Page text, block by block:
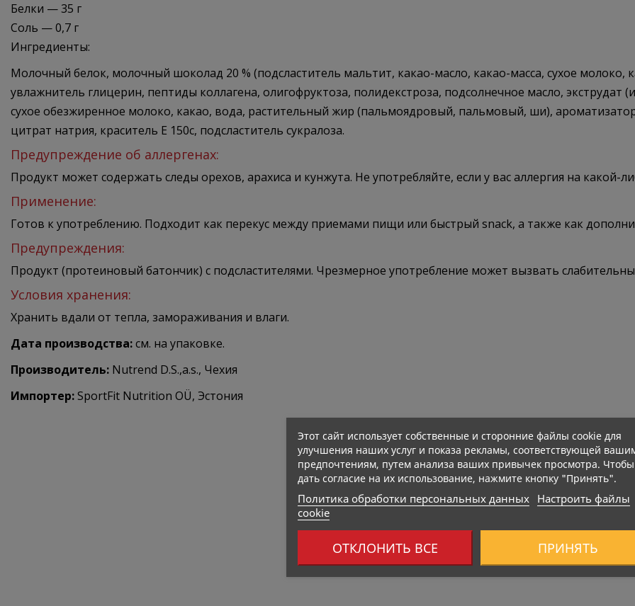
Белки — 35 г
Соль — 0,7 г
Ингредиенты:
Молочный белок, молочный шоколад 20 % (подсластитель мальтит, какао-масло, какао-масса, сухое молоко,
увлажнитель глицерин, пептиды коллагена, олигофруктоза, полидекстроза, подсолнечное масло, экструдат
сухое обезжиренное молоко, какао, вода, растительный жир (пальмоядровый, пальмовый, ши),
цитрат натрия, краситель E 150c, подсластитель сукралоза.
Предупреждение об аллергенах:
Продукт может содержать следы орехов, арахиса и кунжута. Не употребляйте, если у вас аллергия на какой-
Применение:
Готов к употреблению. Подходит как перекус между приемами пищи или быстрый snack, а также как
Предупреждения:
Продукт (протеиновый батончик) с подсластителями. Чрезмерное употребление может вызвать
Условия хранения:
Хранить вдали от тепла, замораживания и влаги.
Дата производства:см. на упаковке.
Производитель: Nutrend D.S.,a.s., Чехия
Импортер:SportFit Nutrition OÜ, Эстония
355 Kcal 416 Kcal
Этот сайт использует собственные и сторонние файлы cookie для
улучшения наших услуг и показа рекламы, соответствующей
предпочтениям, путем анализа ваших привычек просмотра. Чтобы
дать согласие на их использование, нажмите кнопку "Принять".
Политика обработки персональных данных
Настроить файлы
cookie
ОТКЛОНИТЬ ВСЕ ПРИНЯТЬ